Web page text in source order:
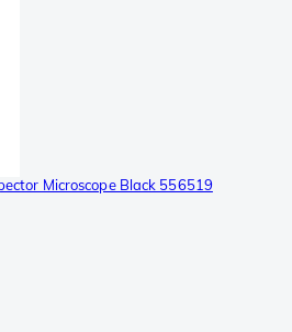
Microscope Black 556519